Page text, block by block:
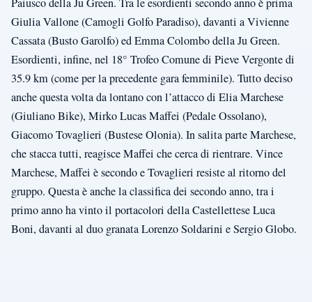
Giulia Vallone (Camogli Golfo Paradiso), davanti a Vivienne
Cassata (Busto Garolfo) ed Emma Colombo della Ju Green.
Esordienti, infine, nel 18° Trofeo Comune di Pieve Vergonte di
35.9 km (come per la precedente gara femminile). Tutto deciso
anche questa volta da lontano con l’attacco di Elia Marchese
(Giuliano Bike), Mirko Lucas Maffei (Pedale Ossolano),
Giacomo Tovaglieri (Bustese Olonia). In salita parte Marchese,
che stacca tutti, reagisce Maffei che cerca di rientrare. Vince
Marchese, Maffei è secondo e Tovaglieri resiste al ritorno del
gruppo. Questa è anche la classifica dei secondo anno, tra i
primo anno ha vinto il portacolori della Castellettese Luca
Boni, davanti al duo granata Lorenzo Soldarini e Sergio Globo.